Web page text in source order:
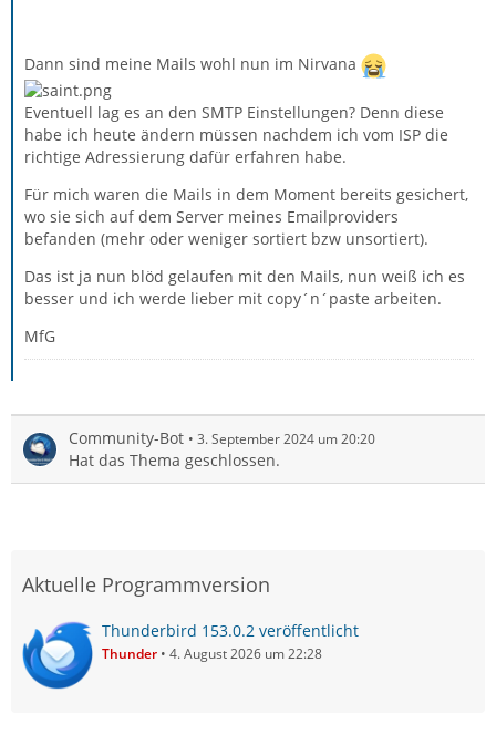
Dann sind meine Mails wohl nun im Nirvana
Eventuell lag es an den SMTP Einstellungen? Denn diese
habe ich heute ändern müssen nachdem ich vom ISP die
richtige Adressierung dafür erfahren habe.
Für mich waren die Mails in dem Moment bereits gesichert,
wo sie sich auf dem Server meines Emailproviders
befanden (mehr oder weniger sortiert bzw unsortiert).
Das ist ja nun blöd gelaufen mit den Mails, nun weiß ich es
besser und ich werde lieber mit copy´n´paste arbeiten.
MfG
Community-Bot 3. September 2024 um 20:20
Hat das Thema geschlossen.
Aktuelle Programmversion
Thunderbird 153.0.2 veröffentlicht
Thunder 4. August 2026 um 22:28